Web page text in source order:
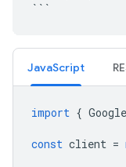
```
JavaScript
import {
const client =